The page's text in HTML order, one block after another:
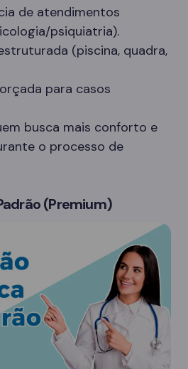
de atendimentos
psiquiatria).
(piscina, quadra,
para casos
busca mais conforto e
o processo de
(Premium)